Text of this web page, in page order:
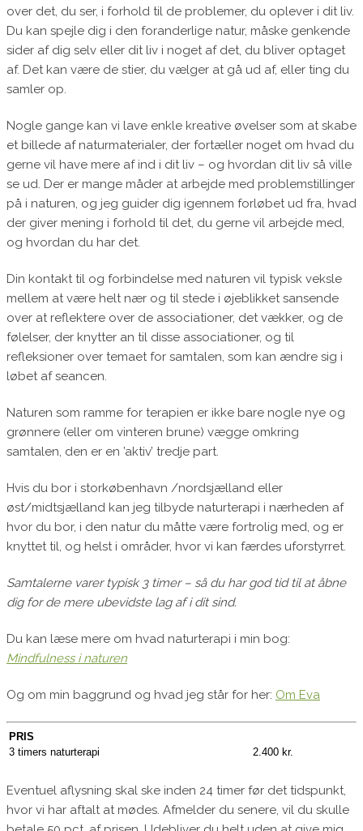
over det, du ser, i forhold til de problemer, du oplever i dit liv.
Du kan spejle dig i den foranderlige natur, måske genkende
sider af dig selv eller dit liv i noget af det, du bliver optaget
af. Det kan være de stier, du vælger at gå ud af, eller ting du
samler op.
Nogle gange kan vi lave enkle kreative øvelser som at skabe
et billede af naturmaterialer, der fortæller noget om hvad du
gerne vil have mere af ind i dit liv – og hvordan dit liv så ville
se ud. Der er mange måder at arbejde med problemstillinger
på i naturen, og jeg guider dig igennem forløbet ud fra, hvad
der giver mening i forhold til det, du gerne vil arbejde med,
og hvordan du har det.
Din kontakt til og forbindelse med naturen vil typisk veksle
mellem at være helt nær og til stede i øjeblikket sansende
over at reflektere over de associationer, det vækker, og de
følelser, der knytter an til disse associationer, og til
refleksioner over temaet for samtalen, som kan ændre sig i
løbet af seancen.
Naturen som ramme for terapien er ikke bare nogle nye og
grønnere (eller om vinteren brune) vægge omkring
samtalen, den er en ’aktiv’ tredje part.
Hvis du bor i storkøbenhavn /nordsjælland eller
øst/midtsjælland kan jeg tilbyde naturterapi i nærheden af
hvor du bor, i den natur du måtte være fortrolig med, og er
knyttet til, og helst i områder, hvor vi kan færdes uforstyrret.
Samtalerne varer typisk 3 timer – så du har god tid til at åbne
dig for de mere ubevidste lag af i dit sind.
Du kan læse mere om hvad naturterapi i min bog:
Mindfulness i naturen
Og om min baggrund og hvad jeg står for her: Om Eva
PRIS
3 timers naturterapi
2.400 kr.
Eventuel aflysning skal ske inden 24 timer før det tidspunkt,
hvor vi har aftalt at mødes. Afmelder du senere, vil du skulle